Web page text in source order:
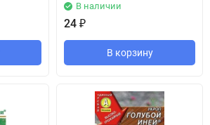
В наличии
24 ₽
В корзину